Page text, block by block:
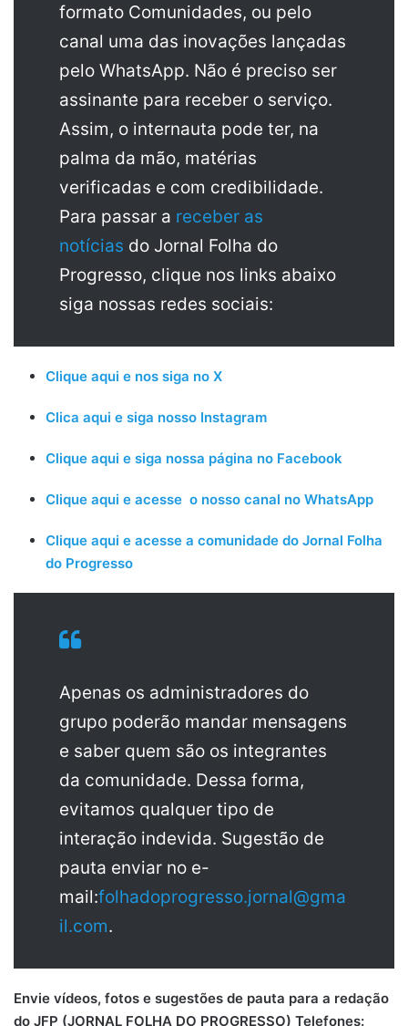
formato Comunidades, ou pelo
canal uma das inovações lançadas
pelo WhatsApp. Não é preciso ser
assinante para receber o serviço.
Assim, o internauta pode ter, na
palma da mão, matérias
verificadas e com credibilidade.
Para passar a receber as
notícias do Jornal Folha do
Progresso, clique nos links abaixo
siga nossas redes sociais:
Clique aqui e nos siga no X
Clica aqui e siga nosso Instagram
Clique aqui e siga nossa página no Facebook
Clique aqui e acesse o nosso canal no WhatsApp
Clique aqui e acesse a comunidade do Jornal Folha
do Progresso
Apenas os administradores do
grupo poderão mandar mensagens
e saber quem são os integrantes
da comunidade. Dessa forma,
evitamos qualquer tipo de
interação indevida. Sugestão de
pauta enviar no e-
mail:folhadoprogresso.jornal@gma
il.com.
Envie vídeos, fotos e sugestões de pauta para a redação
do JFP (JORNAL FOLHA DO PROGRESSO) Telefones: